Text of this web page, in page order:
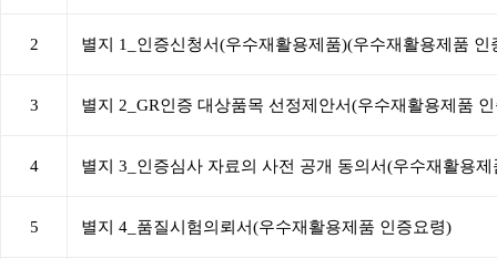
2 별지 1_인증신청서(우수재활용제품)(우수재활용제품 인
3 별지 2_GR인증 대상품목 선정제안서(우수재활용제품
4 별지 3_인증심사 자료의 사전 공개 동의서(우수재활용
5 별지 4_품질시험의뢰서(우수재활용제품 인증요령)